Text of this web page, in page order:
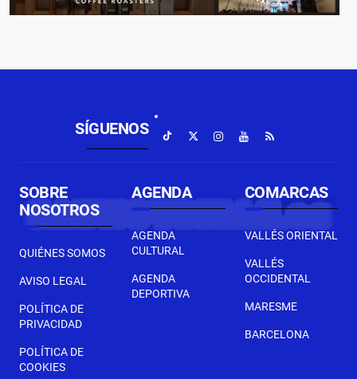
SÍGUENOS
SOBRE
NOSOTROS
QUIÉNES SOMOS
AVISO LEGAL
POLÍTICA DE
PRIVACIDAD
POLÍTICA DE
COOKIES
AGENDA
AGENDA
CULTURAL
AGENDA
DEPORTIVA
COMARCAS
VALLÉS ORIENTAL
VALLÉS
OCCIDENTAL
MARESME
BARCELONA